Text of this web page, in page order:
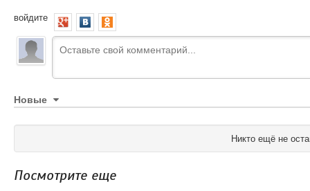
войдите
Новые
Никто ещё не
Посмотрите еще